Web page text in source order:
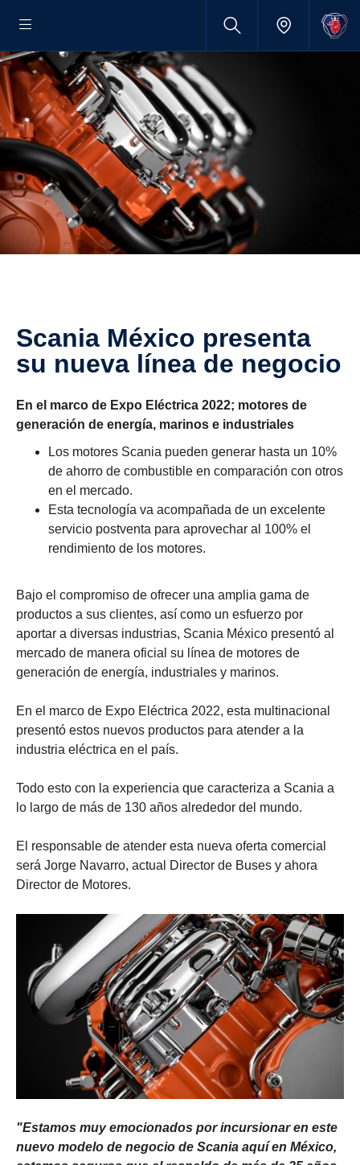
Scania México presenta
su nueva línea de negocio
En el marco de Expo Eléctrica 2022; motores de
generación de energía, marinos e industriales
Los motores Scania pueden generar hasta un 10%
de ahorro de combustible en comparación con otros
en el mercado.
Esta tecnología va acompañada de un excelente
servicio postventa para aprovechar al 100% el
rendimiento de los motores.
Bajo el compromiso de ofrecer una amplia gama de
productos a sus clientes, así como un esfuerzo por
aportar a diversas industrias, Scania México presentó al
mercado de manera oficial su línea de motores de
generación de energía, industriales y marinos.
En el marco de Expo Eléctrica 2022, esta multinacional
presentó estos nuevos productos para atender a la
industria eléctrica en el país.
Todo esto con la experiencia que caracteriza a Scania a
lo largo de más de 130 años alrededor del mundo.
El responsable de atender esta nueva oferta comercial
será Jorge Navarro, actual Director de Buses y ahora
Director de Motores.
"Estamos muy emocionados por incursionar en este
nuevo modelo de negocio de Scania aquí en México,